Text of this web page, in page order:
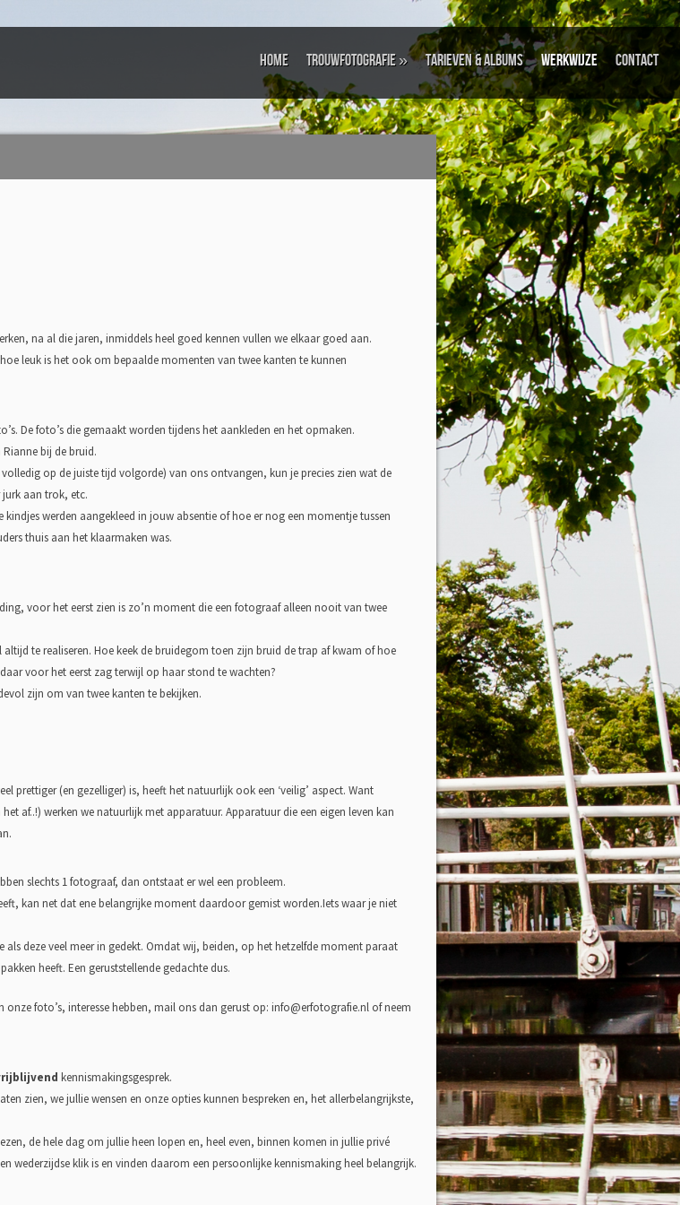
Home Trouwfotografie» Tarieven & Albums Werkwijze Contact
na al die jaren, inmiddels heel goed kennen vullen we elkaar goed aan.
leuk is het ook om bepaalde momenten van twee kanten te kunnen
De foto’s die gemaakt worden tijdens het aankleden en het opmaken.
bij de bruid.
op de juiste tijd volgorde) van ons ontvangen, kun je precies zien wat de
aan trok, etc.
werden aangekleed in jouw absentie of hoe er nog een momentje tussen
thuis aan het klaarmaken was.
voor het eerst zien is zo’n moment die een fotograaf alleen nooit van twee
te realiseren. Hoe keek de bruidegom toen zijn bruid de trap af kwam of hoe
voor het eerst zag terwijl op haar stond te wachten?
zijn om van twee kanten te bekijken.
prettiger (en gezelliger) is, heeft het natuurlijk ook een ‘veilig’ aspect. Want
af..!) werken we natuurlijk met apparatuur. Apparatuur die een eigen leven kan
slechts 1 fotograaf, dan ontstaat er wel een probleem.
kan net dat ene belangrijke moment daardoor gemist worden.Iets waar je niet
deze veel meer in gedekt. Omdat wij, beiden, op het hetzelfde moment paraat
heeft. Een geruststellende gedachte dus.
foto’s, interesse hebben, mail ons dan gerust op: info@erfotografie.nl of neem
kennismakingsgesprek.
zien, we jullie wensen en onze opties kunnen bespreken en, het allerbelangrijkste,
de hele dag om jullie heen lopen en, heel even, binnen komen in jullie privé
wederzijdse klik is en vinden daarom een persoonlijke kennismaking heel belangrijk.